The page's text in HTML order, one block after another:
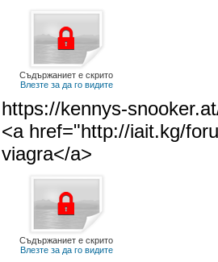
Съдържаниет е скрито
Влезте за да го видите
https://kennys-
<a href="http://iait.kg/
viagra</a>
Съдържаниет е скрито
Влезте за да го видите